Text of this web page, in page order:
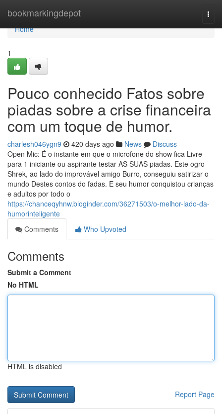
bookmarkingdepot
Home
Home
1
Pouco conhecido Fatos sobre
piadas sobre a crise financeira
com um toque de humor.
charlesh046ygn9 420 days ago News
Discuss
Open Mic: É o instante em que o microfone do show fica Livre
para 1 iniciante ou aspirante testar AS SUAS piadas. Este ogro
Shrek, ao lado do improvável amigo Burro, conseguiu satirizar o
mundo Destes contos do fadas. E seu humor conquistou crianças
e adultos por todo o
https://chanceqyhnw.bloginder.com/36271503/o-melhor-lado-da-
humorinteligente
Comments
Who Upvoted
Comments
Submit a Comment
No HTML
HTML is disabled
Report Page